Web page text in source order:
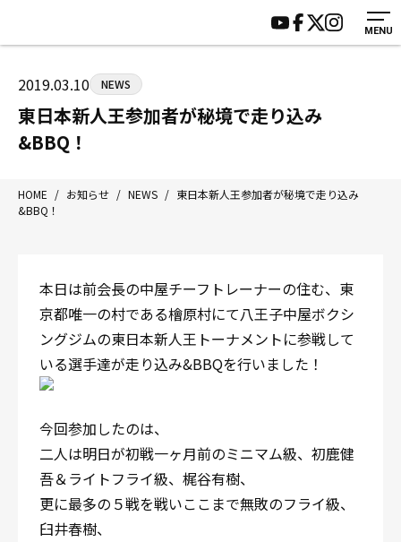
MENU
〒192-0072 東京都八王子市南町3-8 第2原嶋ビル1F
Tel/Fax：042-622-7222
営業時間：月〜土 14:00〜22:00 / 日・祝 14:00〜19:00
HOME
ジムについて
トレーニング
アマ・スパー各大会・キッズ
入会案内
施設紹介
会員様の声
サポーター募集
2019.03.10 NEWS
東日本新人王参加者が秘境で走り込み
&BBQ！
HOME / お知らせ / NEWS / 東日本新人王参加者が秘境で走り込み
&BBQ！
本日は前会長の中屋チーフトレーナーの住む、東
京都唯一の村である檜原村にて八王子中屋ボクシ
ングジムの東日本新人王トーナメントに参戦して
いる選手達が走り込み&BBQを行いました！
今回参加したのは、
二人は明日が初戦一ヶ月前のミニマム級、初鹿健
吾＆ライトフライ級、梶谷有樹、
更に最多の５戦を戦いここまで無敗のフライ級、
臼井春樹、